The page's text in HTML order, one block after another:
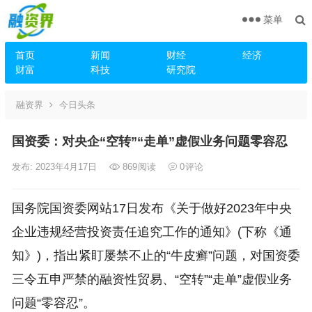
首页 新闻 财经
经济
财富
科技 研究院
菜单
融资界 今日头条
国资委：对央企“空转”“走单”虚假业务问题零容忍
发布: 2023年4月17日 869阅读 0评论
国务院国资委网站17日发布《关于做好2023年中央
企业违规经营投资责任追究工作的通知》(下称《通
知》)，指出紧盯屡禁不止的“牛皮癣”问题，对国资委
三令五申严禁的融资性贸易、“空转”“走单”虚假业务
问题“零容忍”。